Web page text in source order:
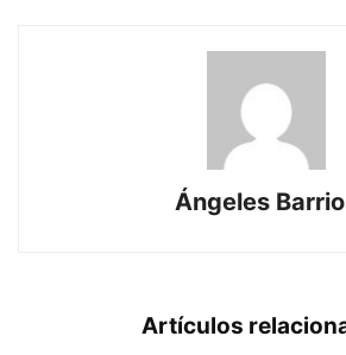
Ángeles
Artículos